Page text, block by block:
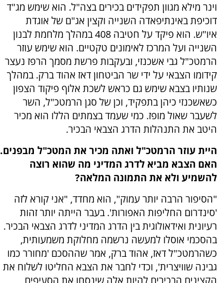
וינר מילא מגוון תפקידים בכירים בצה"ל. הוא שימש מג"ד
דוכיפת באינתיפאדה השנייה וקצין אג"ם של אוגדת
איו"ש. הוא פיקד על חטיבה 408 במהלך מלחמת לבנון
השנייה ועל המרכז לאימונים טקטיים. הוא שימש עוזר
הרמטכ"ל גבי אשכנזי, ובעקבות פרשת מסמך הרפז נעצר
קידומו הצבאי על ידי שר הביטחון דאז אהוד ברק. במהלך
שנותיו בצבא שימש גם כראש לשכת אלוף פיקוד הצפון
כשאשכנזי כיהן בתפקיד, וכן של סגן הרמטכ"ל, השר
לשעבר שאול מופז. כמי שעמד בצמתים הללו הוא מכיר
היטב את התנהלות הדרג הצבאי הבכיר.
היית עוזר הרמטכ"ל ואתה מכיר את המטכ"ל מבפנים.
האם הצבא מביא לדרג המדיני מה שהוא רוצה
להשמיע ולא את התמונה המלאה?
"הסיפור הרבה יותר עמוק", הוא מחדד, "אני קורא לזה
'סינדרום החליפות האפורות'. בעבר הייתה יותר זהות
רעיונית ואידאולוגית בין הדרג המדיני לדרג הצבאי הבכיר.
בהסכמי אוסלו למעשה נרשמה מחלוקת משמעותית,
כשהרמטכ"ל דאז, אהוד ברק, אמר שההסכם 'מחורר כמו
גבינה שוויצרית', וכדי לחבר את הצבא החליטו לשלוח את